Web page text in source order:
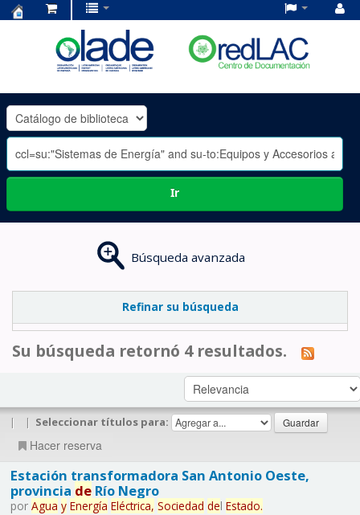
OLADE
-
Ir
Búsqueda avanzada
Refinar su búsqueda
Su búsqueda retornó 4 resultados.
| | Seleccionar títulos para:
Hacer reserva
Estación transformadora San Antonio Oeste,
provincia deRío Negro
por Agua y Energía Eléctrica, Sociedad del Estado.